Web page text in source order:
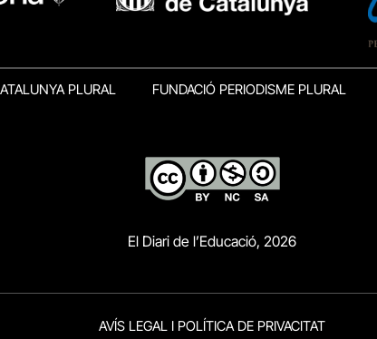
PLURAL FUNDACIÓ PERIODISME PLURAL
El Diari de l’Educació, 2026
AVÍS LEGAL I POLÍTICA DE PRIVACITAT